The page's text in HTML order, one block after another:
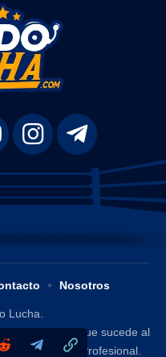
Lucha.
y analizar lo que sucede al
/ Wrestling Profesional.
Nosotros